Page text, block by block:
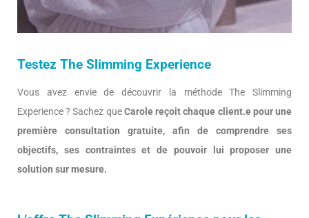
Testez The Slimming Experience
Vous avez envie de découvrir la méthode The Slimming
Experience ? Sachez queCarole reçoit chaque client.e pour une
première consultation gratuite, afin de comprendre ses
objectifs, ses contraintes et de pouvoir lui proposer une
solution sur mesure.